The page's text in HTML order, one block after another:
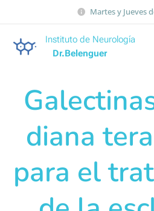
Martes y Jueves
Instituto de
Dr.Belenguer
diana
para el